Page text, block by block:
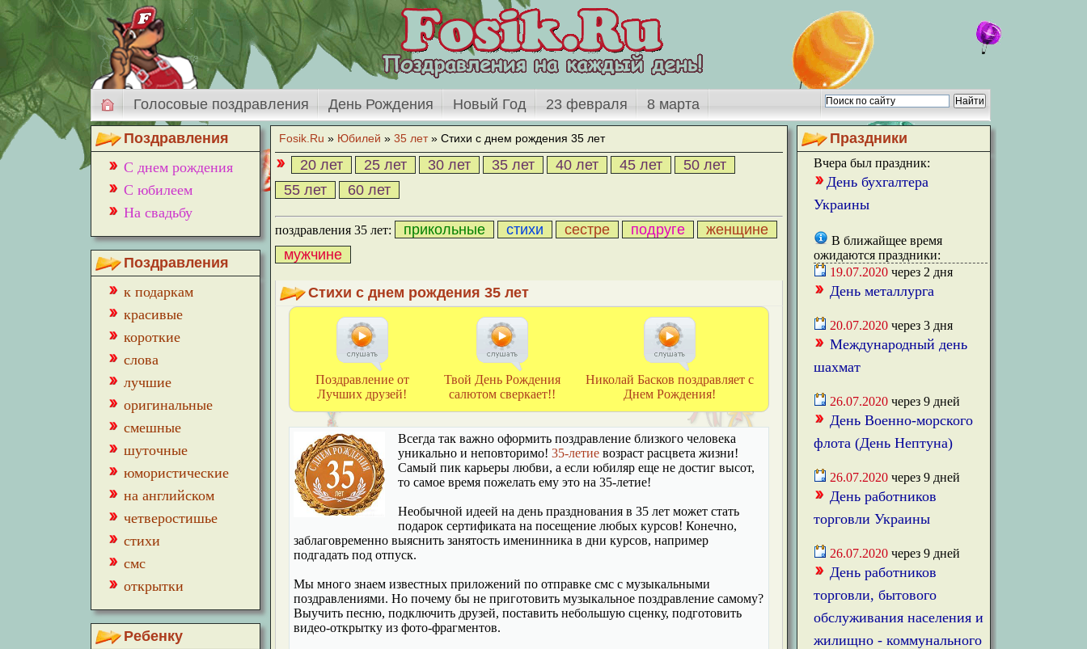
Голосовые поздравления День Рождения Новый Год 23 февраля 8 марта
Fosik.Ru » Юбилей » 35 лет» Cтихи с днем рождения 35 лет
20 лет 25 лет 30 лет 35 лет 40 лет 45 лет
50 лет
55 лет
60 лет
поздравления 35 лет: прикольные стихи сестре подруге
женщине
мужчине
Cтихи с днем рождения 35 лет
Поздравление от
Лучших друзей!
Твой День Рождения
салютом сверкает!!
Николай Басков поздравляет с
Днем Рождения!
Всегда так важно оформить поздравление близкого человека
уникально и неповторимо! 35-летие возраст расцвета жизни!
Самый пик карьеры любви, а если юбиляр еще не достиг высот,
то самое время пожелать ему это на 35-летие!
Необычной идеей на день празднования в 35 лет может стать
подарок сертификата на посещение любых курсов! Конечно,
заблаговременно выяснить занятость именинника в дни курсов, например
подгадать под отпуск.
Мы много знаем известных приложений по отправке смс с музыкальными
поздравлениями. Но почему бы не приготовить музыкальное поздравление самому?
Выучить песню, подключить друзей, поставить небольшую сценку, подготовить
видео-открытку из фото-фрагментов.
Поздравления
С днем рождения
С юбилеем
На свадьбу
Поздравления
к подаркам
красивые
короткие
слова
лучшие
оригинальные
смешные
шуточные
юмористические
на английском
четверостишье
стихи
смс
открытки
Ребенку
Праздники
Вчера был праздник:
День бухгалтера
Украины
В ближайщее время
ожидаются праздники:
19.07.2020 через 2 дня
День металлурга
20.07.2020 через 3 дня
Международный день
шахмат
26.07.2020 через 9 дней
День Военно-морского
флота (День Нептуна)
26.07.2020 через 9 дней
День работников
торговли Украины
26.07.2020 через 9 дней
День работников
торговли, бытового
обслуживания населения и
жилищно - коммунального